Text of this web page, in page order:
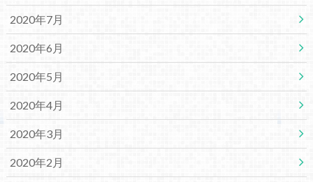
2020年7月
2020年6月
2020年5月
2020年4月
2020年3月
2020年2月